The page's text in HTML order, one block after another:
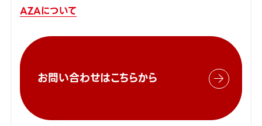
AZAについて
お問い合わせはこちらから